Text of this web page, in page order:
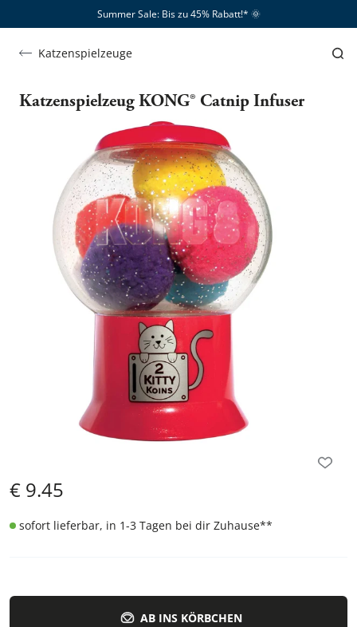
Summer Sale: Bis zu 45% Rabatt!*​ 🌞
Katzenspielzeuge
Katzenspielzeug KONG® Catnip Infuser
€ 9.45
sofort lieferbar, in 1-3 Tagen bei dir Zuhause**
AB INS KÖRBCHEN